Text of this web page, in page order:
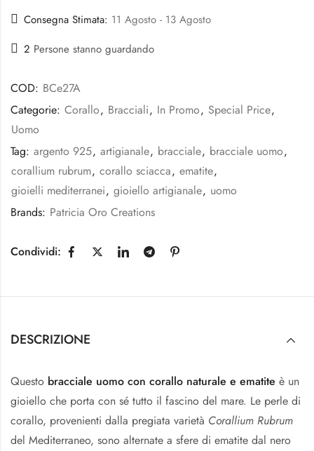
Consegna Stimata: 11 Agosto - 13 Agosto
2 Persone stanno guardando
COD: BCe27A
Categorie: Corallo, Bracciali, In Promo, Special Price,
Uomo
Tag: argento 925, artigianale, bracciale, bracciale uomo,
corallium rubrum, corallo sciacca, ematite,
gioielli mediterranei, gioiello artigianale, uomo
Brands: Patricia Oro Creations
Condividi:
DESCRIZIONE
Questo bracciale uomo con corallo naturale e ematite è un
gioiello che porta con sé tutto il fascino del mare. Le perle di
corallo, provenienti dalla pregiata varietà Corallium Rubrum
del Mediterraneo, sono alternate a sfere di ematite dal nero